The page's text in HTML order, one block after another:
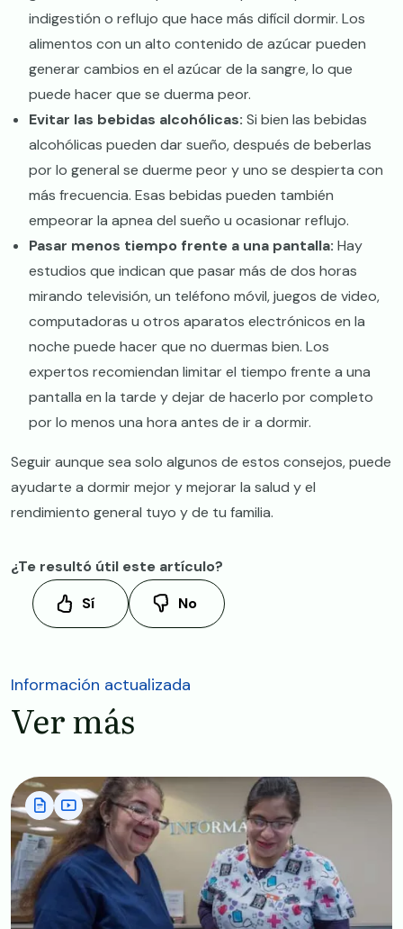
indigestión o reflujo que hace más difícil dormir. Los
alimentos con un alto contenido de azúcar pueden
generar cambios en el azúcar de la sangre, lo que
puede hacer que se duerma peor.
Evitar las bebidas alcohólicas: Si bien las bebidas
alcohólicas pueden dar sueño, después de beberlas
por lo general se duerme peor y uno se despierta con
más frecuencia. Esas bebidas pueden también
empeorar la apnea del sueño u ocasionar reflujo.
Pasar menos tiempo frente a una pantalla: Hay
estudios que indican que pasar más de dos horas
mirando televisión, un teléfono móvil, juegos de video,
computadoras u otros aparatos electrónicos en la
noche puede hacer que no duermas bien. Los
expertos recomiendan limitar el tiempo frente a una
pantalla en la tarde y dejar de hacerlo por completo
por lo menos una hora antes de ir a dormir.
Seguir aunque sea solo algunos de estos consejos, puede
ayudarte a dormir mejor y mejorar la salud y el
rendimiento general tuyo y de tu familia.
¿Te resultó útil este artículo?
Sí
No
Información actualizada
Ver más
Image